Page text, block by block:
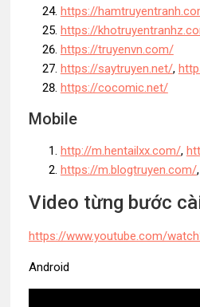
https://
https://
https://truyenvn.com/
https://saytruyen.net/,
https://cocomic.net/
Mobile
http://m.hentailxx.com/,
https://m.blogtruyen.com/,
Video từng bước
https://www.youtube.com/
Android